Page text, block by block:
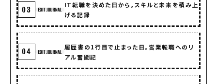
03
IT転職を決めた日から。スキルと未来を積み上
げる記録
04
履歴書の1行目で止まった日。営業転職へのリ
アル奮闘記